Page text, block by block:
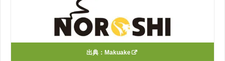
出典： Makuake